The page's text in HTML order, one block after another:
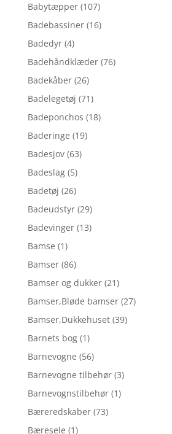
Babytæpper (107)
Badebassiner (16)
Badedyr (4)
Badehåndklæder (76)
Badekåber (26)
Badelegetøj (71)
Badeponchos (18)
Baderinge (19)
Badesjov (63)
Badeslag (5)
Badetøj (26)
Badeudstyr (29)
Badevinger (13)
Bamse (1)
Bamser (86)
Bamser og dukker (21)
Bamser,Bløde bamser (27)
Bamser,Dukkehuset (39)
Barnets bog (1)
Barnevogne (56)
Barnevogne tilbehør (3)
Barnevognstilbehør (1)
Bæreredskaber (73)
Bæresele (1)